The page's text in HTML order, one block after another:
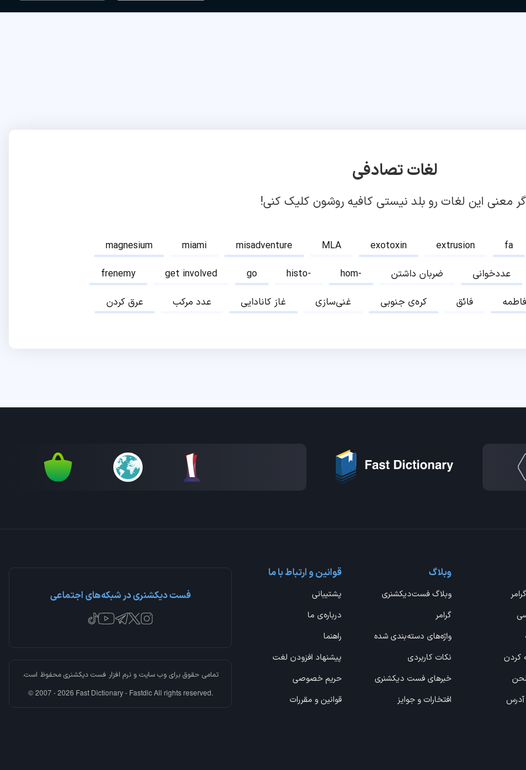
لغات تصادفی
معنی این لغات رو بلد نیستی کافیه روشون کلیک کنی!
magnesium miami misadventure MLA exotoxin extrusion
fa
frenemy
get involved go histo- hom- ضربان داشتن
عددخوانی
عرق کردن
عدد مرکب غاز کانادایی غنی‌سازی کره‌ی جنوبی فائق فاطمه
کردن
لحن
آدرس
وبلاگ
وبلاگ فست‌دیکشنری
گرامر
واژه‌های دسته‌بندی شده
نکات کاربردی
خبرهای فست دیکشنری
افتخارات و جوایز
قوانین و ارتباط با ما
پشتیبانی
درباره‌ی ما
راهنما
پیشنهاد افزودن لغت
حریم خصوصی
قوانین و مقررات
فست دیکشنری در شبکه‌های اجتماعی
تمامی حقوق برای وب سایت و نرم افزار فست دیکشنریمحفوظ است.
© 2007 - 2026 Fast Dictionary - Fastdic All rights reserved.